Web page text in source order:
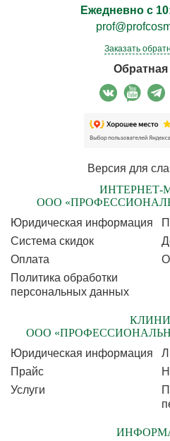
Ежедневно с
Заказать
Обратная
Версия для
ИНТЕРНЕТ-
ООО
Юридическая информация
Cистема скидок
Оплата
Политика обработки
персональных данных
ООО
Юридическая информация
Прайс
Услуги